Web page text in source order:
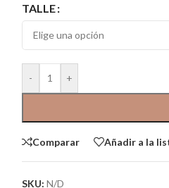
TALLE
- +
Comparar Añadir a la
SKU: N/D